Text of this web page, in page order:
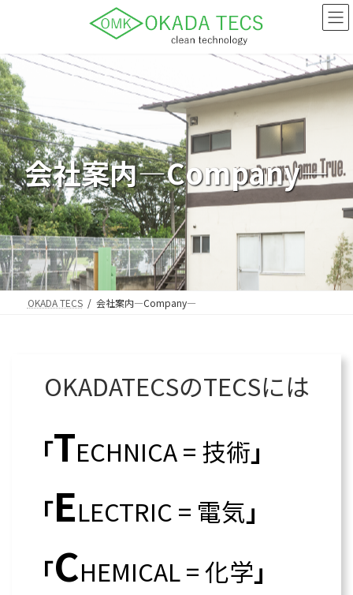
ン
ツ
へ
ス
キ
ッ
プ
ー
シ
ョ
ン
に
移
動
会社案内―Company―
OKADA TECS 会社案内―Company―
OKADATECSのTECSには
「TECHNICA = 技術」
「ELECTRIC = 電気 」
「CHEMICAL = 化学」